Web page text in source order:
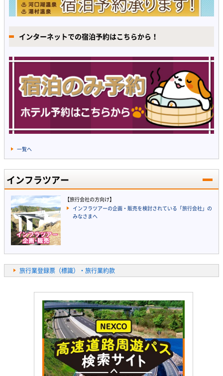
インターネットでの宿泊予約はこちらから！
一覧へ
インフラツアー
【旅行会社の方向け】
インフラツアーの企画・販売を検討されている「旅行会社」の
みなさまへ
旅行業登録票（標識）・旅行業約款